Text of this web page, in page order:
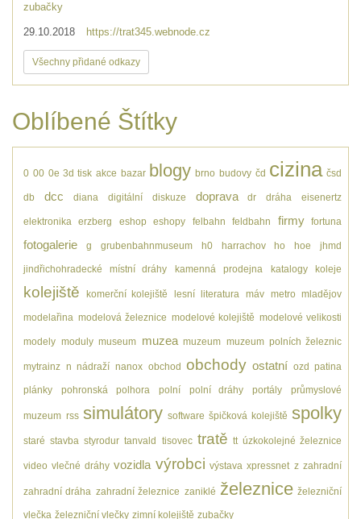
zubačky
29.10.2018 https://trat345.webnode.cz
Všechny přidané odkazy
Oblíbené Štítky
0 00 0e 3d tisk akce bazar blogy brno budovy čd cizina čsd
db dcc diana digitální diskuze doprava dr dráha eisenertz
elektronika erzberg eshop eshopy felbahn feldbahn firmy fortuna
fotogalerie g grubenbahnmuseum h0 harrachov ho hoe jhmd
jindřichohradecké místní dráhy kamenná prodejna katalogy koleje
kolejiště komerční kolejiště lesní literatura máv metro mladějov
modelařina modelová železnice modelové kolejiště modelové velikosti
modely moduly museum muzea muzeum muzeum polních železnic
mytrainz n nádraží nanox obchod obchody ostatní ozd patina
plánky pohronská polhora polní polní dráhy portály průmyslové
muzeum rss simulátory software špičková kolejiště spolky
staré stavba styrodur tanvald tisovec tratě tt úzkokolejné železnice
video vlečné dráhy vozidla výrobci výstava xpressnet z zahradní
zahradní dráha zahradní železnice zaniklé železnice železniční
vlečka železniční vlečky zimní kolejiště zubačky